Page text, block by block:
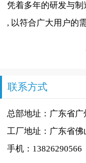
凭着多年的研发与
, 以符合广大用户的需
联系方式
总部地址：广东省
工厂地址：广东省
手机：13826290566